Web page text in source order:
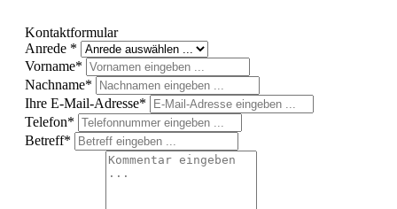
Kontaktformular
Anrede *
Vorname*
Nachname*
Ihre E-Mail-Adresse*
Telefon*
Betreff*